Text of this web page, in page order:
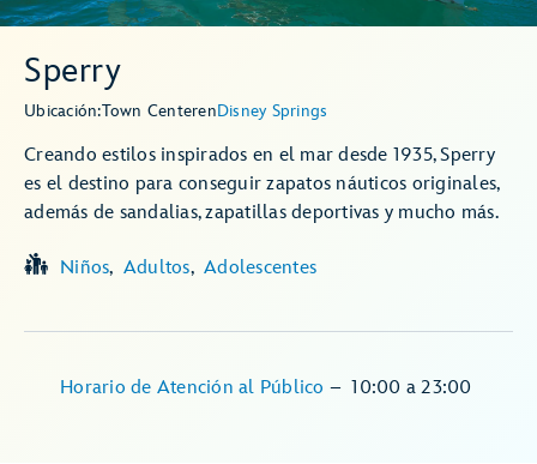
Sperry
Ubicación:Town CenterenDisney Springs
Creando estilos inspirados en el mar desde 1935, Sperry
es el destino para conseguir zapatos náuticos originales,
además de sandalias, zapatillas deportivas y mucho más.
Niños Adultos Adolescentes
Horario de Atención al Público –10:00 a 23:00